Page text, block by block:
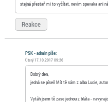
stejná přestaň mi to vyčítat, nevím spevaka ani
Reakce
PSK - admin píše:
Úterý 17.10.2017 09:26
Dobrý den,
jedná se píseň Mít tě sám z alba Lucie,
Vytáh jsem tě zase jednou z bláta -